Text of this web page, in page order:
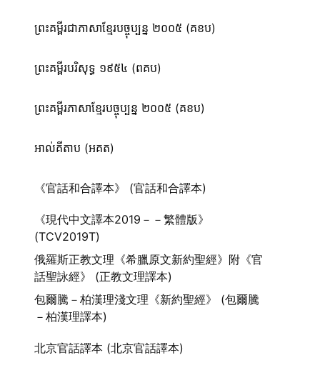
ព្រះគម្ពីរជាភាសាខ្មែរបច្ចុប្បន្ន ២០០៥ (គខប)
ព្រះគម្ពីរបរិសុទ្ធ ១៩៥៤ (ពគប)
ព្រះគម្ពីរភាសាខ្មែរបច្ចុប្បន្ន ២០០៥ (គខប)
អាល់គីតាប (អគត)
《官話和合譯本》 (官話和合譯本)
《現代中文譯本2019－－繁體版》
(TCV2019T)
俄羅斯正教文理《希臘原文新約聖經》附《官
話聖詠經》 (正教文理譯本)
包爾騰－柏漢理淺文理《新約聖經》 (包爾騰
－柏漢理譯本)
北京官話譯本 (北京官話譯本)